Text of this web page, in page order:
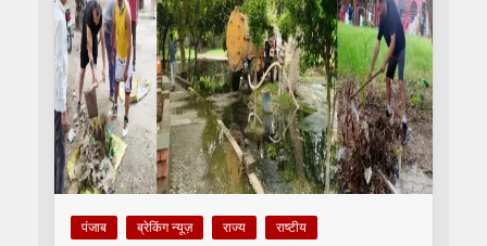
पंजाब ब्रेकिंग न्यूज़ राज्य राष्टीय